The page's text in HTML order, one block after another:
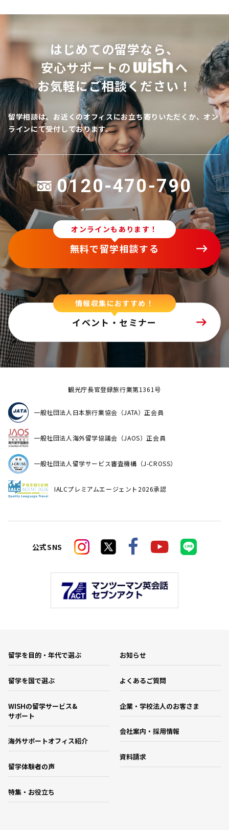
はじめての留学なら、
安心サポートの
へ
お気軽にご相談ください！
留学相談は、お近くのオフィスにお立ち寄りいただくか、オン
ラインにて受付しております。
0120-470-790
オンラインもあります！
無料で留学相談する
情報収集におすすめ！
イベント・セミナー
観光庁長官登録旅行業第1361号
一般社団法人日本旅行業協会（JATA）正会員
一般社団法人海外留学協議会（JAOS）正会員
一般社団法人留学サービス審査機構（J-CROSS）
IALCプレミアムエージェント2026承認
公式SNS
留学を目的・年代で選ぶ
留学を国で選ぶ
WISHの留学サービス&
サポート
海外サポートオフィス紹介
留学体験者の声
特集・お役立ち
お知らせ
よくあるご質問
企業・学校法人のお客さま
会社案内・採用情報
資料請求